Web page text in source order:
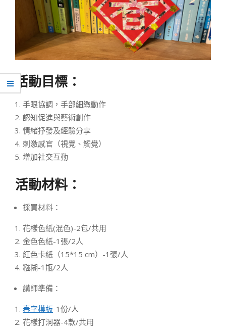
活動目標：
手眼協調，手部細緻動作
認知促進與藝術創作
情緒抒發及經驗分享
刺激感官（視覺、觸覺）
增加社交互動
活動材料：
採買材料：
花樣色紙(混色)-2包/共用
金色色紙-1張/2人
紅色卡紙（15*15 cm）-1張/人
糨糊-1瓶/2人
講師準備：
春字模板-1份/人
花樣打洞器-4款/共用